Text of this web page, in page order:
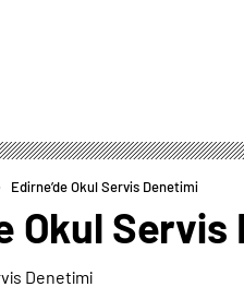
Edirne’de Okul Servis Denetimi
Okul